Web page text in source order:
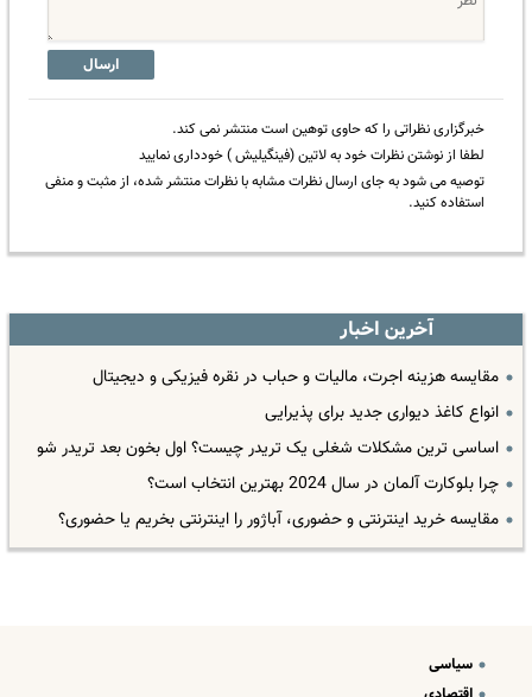
ارسال
خبرگزاری نظراتی را که حاوی توهین است منتشر نمی کند.
لطفا از نوشتن نظرات خود به لاتین (فینگیلیش ) خودداری نمایید
توصیه می شود به جای ارسال نظرات مشابه با نظرات منتشر شده، از مثبت و منفی
استفاده کنید.
آخرین اخبار
مقایسه هزینه اجرت، مالیات و حباب در نقره فیزیکی و دیجیتال
انواع کاغذ دیواری جدید برای پذیرایی
اساسی ترین مشکلات شغلی یک تریدر چیست؟ اول بخون بعد تریدر شو
چرا بلوکارت آلمان در سال 2024 بهترین انتخاب است؟
مقایسه خرید اینترنتی و حضوری، آباژور را اینترنتی بخریم یا حضوری؟
سیاسی